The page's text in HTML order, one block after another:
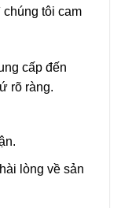
tôi cam
cấp đến
rõ ràng.
lòng về sản